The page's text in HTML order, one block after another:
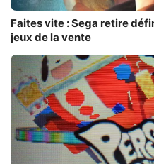
Faites vite : Sega retire
jeux de la vente